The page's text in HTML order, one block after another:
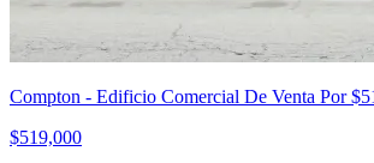
Compton - Edificio Comercial De Venta Por
$519,000